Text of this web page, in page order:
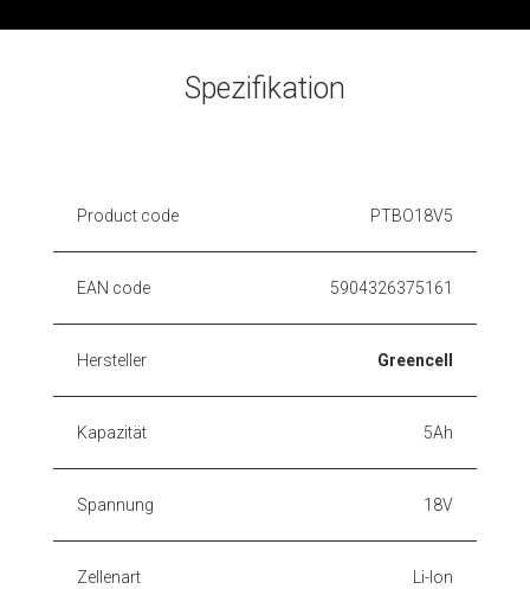
Spezifikation
Product code PTBO18V5
EAN code 5904326375161
Hersteller Greencell
Kapazität 5Ah
Spannung 18V
Zellenart Li-Ion